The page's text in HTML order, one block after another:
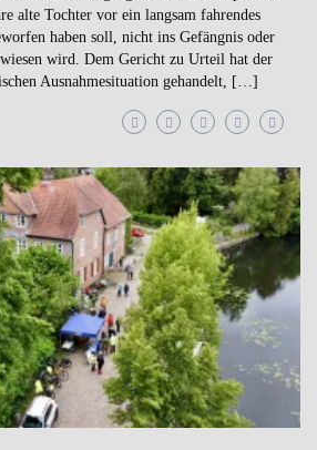
alte Tochter vor ein langsam fahrendes
haben soll, nicht ins Gefängnis oder
wird. Dem Gericht zu Urteil hat der
Ausnahmesituation gehandelt, […]